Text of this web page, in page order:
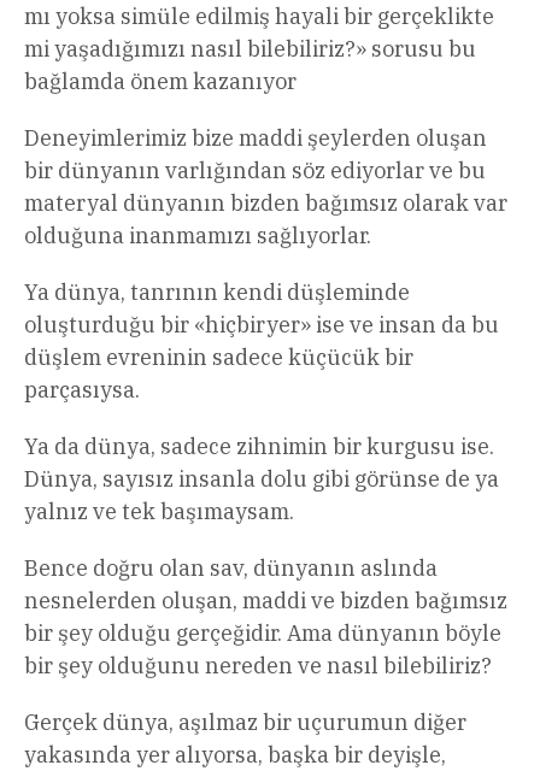
mı yoksa simüle edilmiş hayali bir gerçeklikte
mi yaşadığımızı nasıl bilebiliriz?» sorusu bu
bağlamda önem kazanıyor
Deneyimlerimiz bize maddi şeylerden oluşan
bir dünyanın varlığından söz ediyorlar ve bu
materyal dünyanın bizden bağımsız olarak var
olduğuna inanmamızı sağlıyorlar.
Ya dünya, tanrının kendi düşleminde
oluşturduğu bir «hiçbiryer» ise ve insan da bu
düşlem evreninin sadece küçücük bir
parçasıysa.
Ya da dünya, sadece zihnimin bir kurgusu ise.
Dünya, sayısız insanla dolu gibi görünse de ya
yalnız ve tek başımaysam.
Bence doğru olan sav, dünyanın aslında
nesnelerden oluşan, maddi ve bizden bağımsız
bir şey olduğu gerçeğidir. Ama dünyanın böyle
bir şey olduğunu nereden ve nasıl bilebiliriz?
Gerçek dünya, aşılmaz bir uçurumun diğer
yakasında yer alıyorsa, başka bir deyişle,